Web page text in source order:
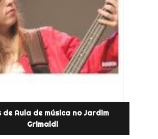
de Aula de música no Jardim
Grimaldi